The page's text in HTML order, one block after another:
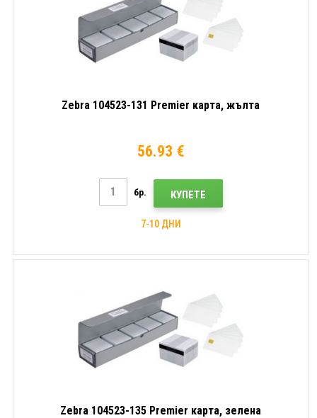
Zebra 104523-131 Premier карта, жълта
56.93 €
бр. КУПЕТЕ
7-10 ДНИ
Zebra 104523-135 Premier карта, зелена